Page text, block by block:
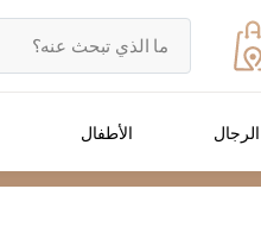
الرجال الأطفال